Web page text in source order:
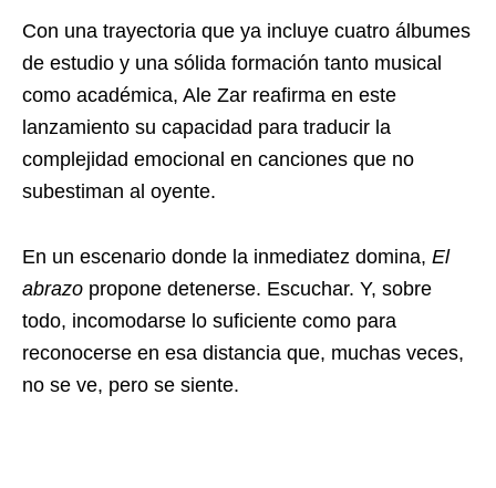
Con una trayectoria que ya incluye cuatro álbumes
de estudio y una sólida formación tanto musical
como académica, Ale Zar reafirma en este
lanzamiento su capacidad para traducir la
complejidad emocional en canciones que no
subestiman al oyente.
En un escenario donde la inmediatez domina, El
abrazo propone detenerse. Escuchar. Y, sobre
todo, incomodarse lo suficiente como para
reconocerse en esa distancia que, muchas veces,
no se ve, pero se siente.